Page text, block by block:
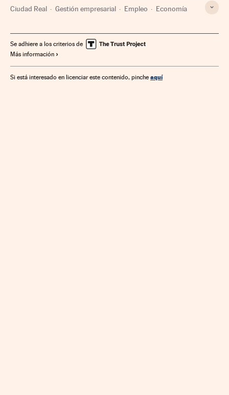
Ciudad Real Gestión empresarial Empleo Economía
Se adhiere a los criterios de
Más información
Si está interesado en licenciar este contenido, pinche aquí